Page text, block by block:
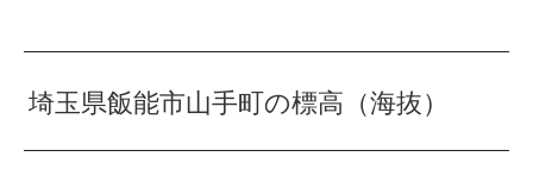
埼玉県飯能市山手町の標高（海抜）